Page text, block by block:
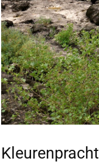
Kleurenpracht